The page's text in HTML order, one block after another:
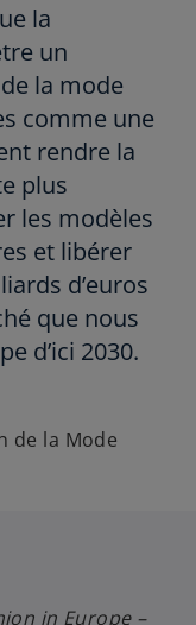
la
un
la mode
comme une
rendre la
plus
les modèles
et libérer
d’euros
que nous
d’ici 2030.
de la Mode
in Europe –